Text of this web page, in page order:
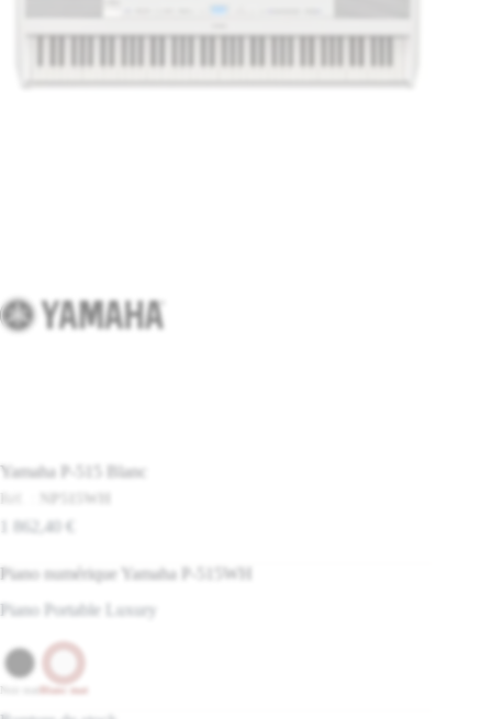
Yamaha P-515 Blanc
1 862,40 €
Piano numérique Yamaha P-515WH
Piano Portable Luxury
Blanc mat